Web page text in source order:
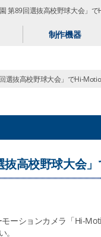
園 第89回選抜高校野球大会」
制作機器
選抜高校野球大会」でHi-
抜高校野球大会
ーションカメラ「Hi-